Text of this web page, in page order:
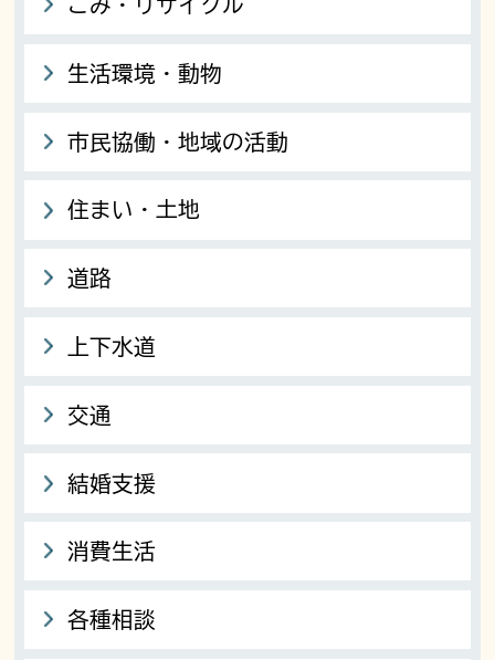
ごみ・リサイクル
生活環境・動物
市民協働・地域の活動
住まい・土地
道路
上下水道
交通
結婚支援
消費生活
各種相談